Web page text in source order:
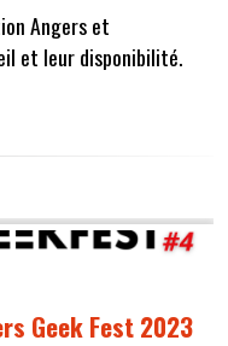
Angers et
et leur disponibilité.
Geek Fest 2023